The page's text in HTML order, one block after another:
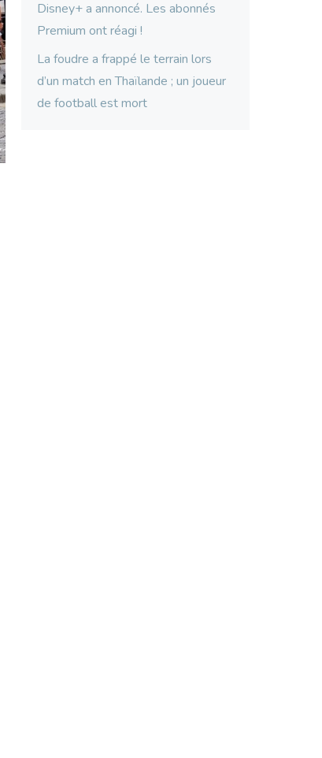
Disney+ a annoncé. Les abonnés
Premium ont réagi !
La foudre a frappé le terrain lors
d’un match en Thaïlande ; un joueur
de football est mort